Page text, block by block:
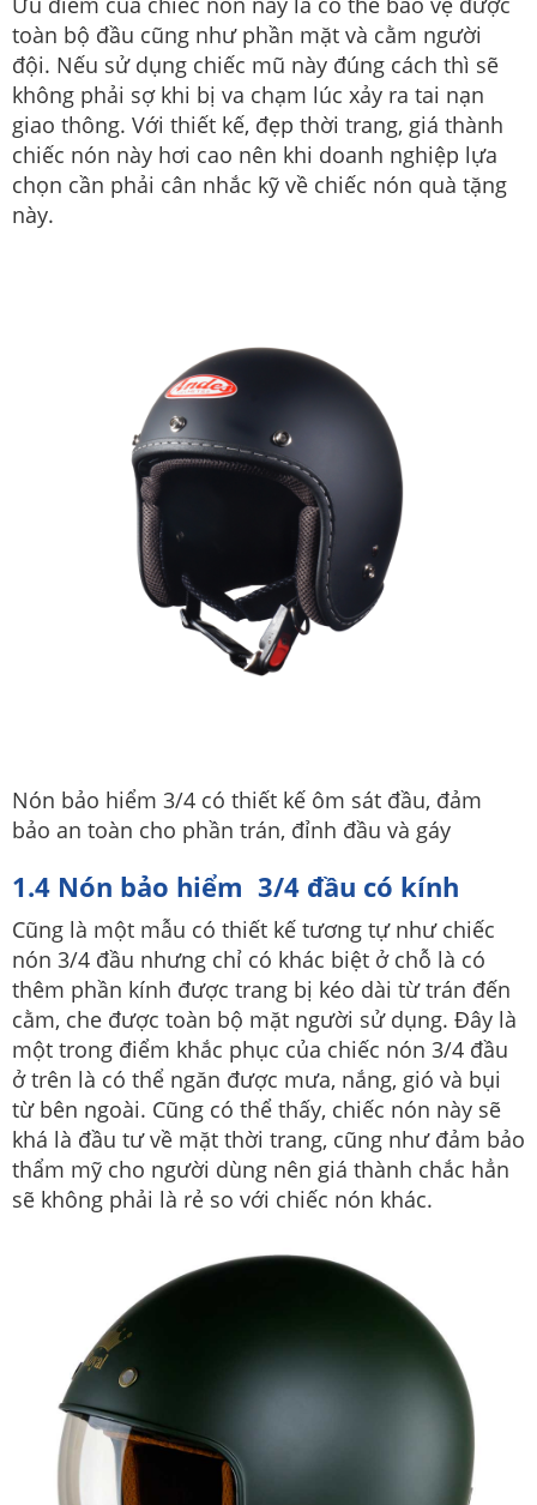
toàn bộ đầu cũng như phần mặt và cằm người
đội. Nếu sử dụng chiếc mũ này đúng cách thì sẽ
không phải sợ khi bị va chạm lúc xảy ra tai nạn
giao thông. Với thiết kế, đẹp thời trang, giá thành
chiếc nón này hơi cao nên khi doanh nghiệp lựa
chọn cần phải cân nhắc kỹ về chiếc nón quà tặng
này.
Nón bảo hiểm 3/4 có thiết kế ôm sát đầu, đảm
bảo an toàn cho phần trán, đỉnh đầu và gáy
1.4 Nón bảo hiểm 3/4 đầu có kính
Cũng là một mẫu có thiết kế tương tự như chiếc
nón 3/4 đầu nhưng chỉ có khác biệt ở chỗ là có
thêm phần kính được trang bị kéo dài từ trán đến
cằm, che được toàn bộ mặt người sử dụng. Đây là
một trong điểm khắc phục của chiếc nón 3/4 đầu
ở trên là có thể ngăn được mưa, nắng, gió và bụi
từ bên ngoài. Cũng có thể thấy, chiếc nón này sẽ
khá là đầu tư về mặt thời trang, cũng như đảm bảo
thẩm mỹ cho người dùng nên giá thành chắc hẳn
sẽ không phải là rẻ so với chiếc nón khác.